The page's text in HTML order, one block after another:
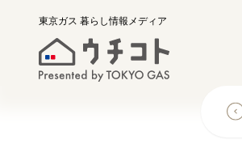
東京ガス 暮らし情報メディア
レシピ